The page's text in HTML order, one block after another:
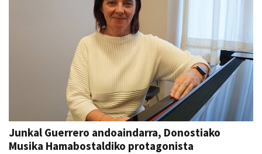
Junkal Guerrero andoaindarra, Donostiako
Musika Hamabostaldiko protagonista